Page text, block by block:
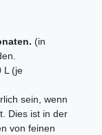
(in
L (je
sein, wenn
Dies ist in der
von feinen